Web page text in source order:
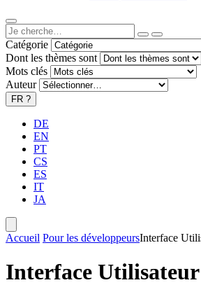
Catégorie
Dont les thèmes sont
Mots clés
Auteur
FR ?
DE
EN
PT
CS
ES
IT
JA
Accueil Pour les développeursInterface
Interface